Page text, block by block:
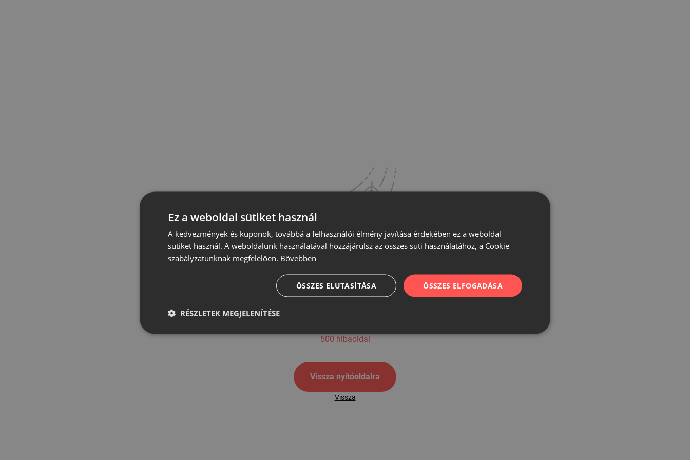
500
500 hibaoldal
Vissza nyítóoldalra
Vissza
Ez a weboldal sütiket használ
A kedvezmények és kuponok, továbbá a felhasználói élmény javítása érdekében ez a weboldal
sütiket használ. A weboldalunk használatával hozzájárulsz az összes süti használatához, a Cookie
szabályzatunknak megfelelően. Bővebben
ÖSSZES ELFOGADÁSA
ÖSSZES ELUTASÍTÁSA
RÉSZLETEK MEGJELENÍTÉSE